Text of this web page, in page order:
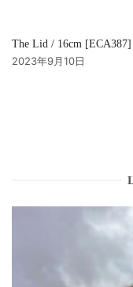
The Lid / 16cm
2023年9月10日